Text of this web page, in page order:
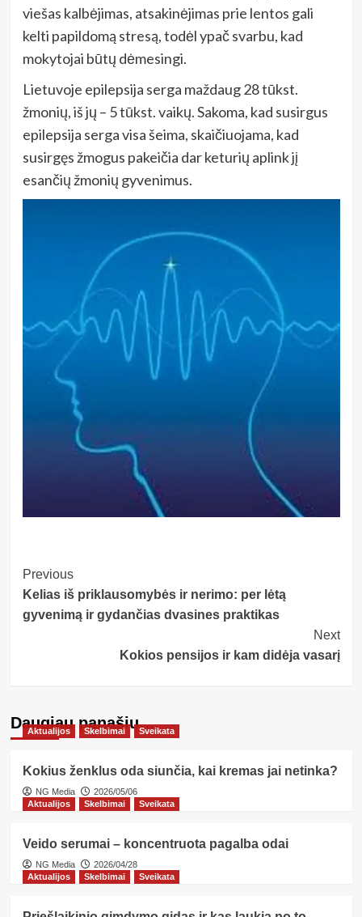
viešas kalbėjimas, atsakinėjimas prie lentos gali
kelti papildomą stresą, todėl ypač svarbu, kad
mokytojai būtų dėmesingi.
Lietuvoje epilepsija serga maždaug 28 tūkst.
žmonių, iš jų – 5 tūkst. vaikų. Sakoma, kad susirgus
epilepsija serga visa šeima, skaičiuojama, kad
susirgęs žmogus pakeičia dar keturių aplink jį
esančių žmonių gyvenimus.
Post
Navigation
Previous
Kelias iš priklausomybės ir nerimo: per lėtą
gyvenimą ir gydančias dvasines praktikas
Next
Kokios pensijos ir kam didėja vasarį
Daugiau panašių…
Aktualijos Skelbimai Sveikata
Kokius ženklus oda siunčia, kai kremas jai netinka?
NG Media
2026/05/06
Aktualijos
Skelbimai Sveikata
Veido serumai – koncentruota pagalba odai
NG Media
2026/04/28
Aktualijos
Skelbimai Sveikata